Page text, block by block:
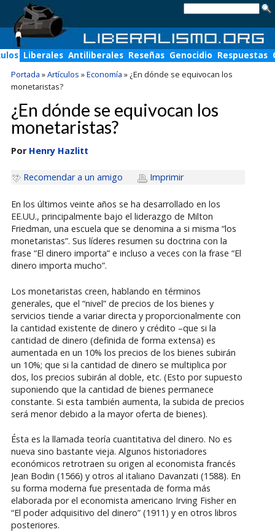
Liberales Antiliberales Reseñas Genocidio Respuestas
Portada »Artículos »Economía » ¿En dónde se equivocan los
monetaristas?
¿En dónde se equivocan los
monetaristas?
Por Henry Hazlitt
Recomendar a un amigo Imprimir
En los últimos veinte años se ha desarrollado en los
EE.UU., principalmente bajo el liderazgo de Milton
Friedman, una escuela que se denomina a si misma “los
monetaristas”. Sus líderes resumen su doctrina con la
frase “El dinero importa” e incluso a veces con la frase “El
dinero importa mucho”.
Los monetaristas creen, hablando en términos
generales, que el “nivel” de precios de los bienes y
servicios tiende a variar directa y proporcionalmente con
la cantidad existente de dinero y crédito –que si la
cantidad de dinero (definida de forma extensa) es
aumentada en un 10% los precios de los bienes subirán
un 10%; que si la cantidad de dinero se multiplica por
dos, los precios subirán al doble, etc. (Esto por supuesto
suponiendo que la cantidad de bienes permanece
constante. Si esta también aumenta, la subida de precios
será menor debido a la mayor oferta de bienes).
Ésta es la llamada teoría cuantitativa del dinero. No es
nueva sino bastante vieja. Algunos historiadores
económicos retrotraen su origen al economista francés
Jean Bodin (1566) y otros al italiano Davanzati (1588). En
su forma moderna fue presentada de forma más
elaborada por el economista americano Irving Fisher en
“El poder adquisitivo del dinero” (1911) y en otros libros
posteriores.